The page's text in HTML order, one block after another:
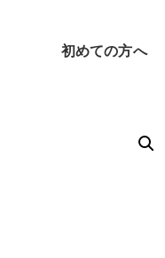
初めての方へ